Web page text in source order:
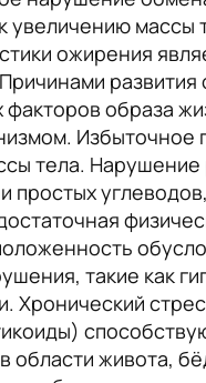
увеличению
ожирения
образа
Избыточное
тела.
такие как
Хронический
области живота,